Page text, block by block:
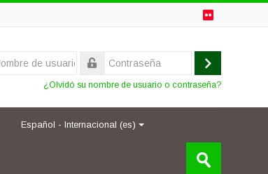
Acceder
¿Olvidó su nombre de usuario o contraseña?
Español - Internacional ‎(es)‎
Enviar